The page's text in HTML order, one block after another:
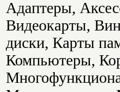
Адаптеры,
Видеокарты,
диски, Карты
Компьютеры,